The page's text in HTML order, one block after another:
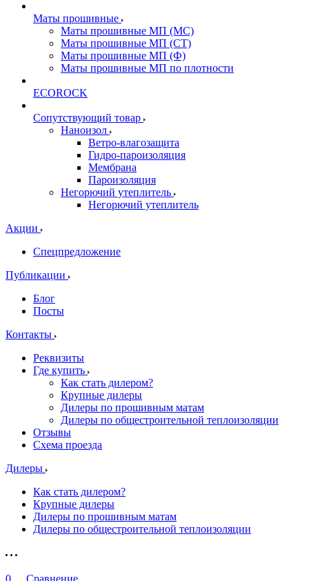
Маты прошивные
Маты прошивные МП (МС)
Маты прошивные МП (СТ)
Маты прошивные МП (Ф)
Маты прошивные МП по плотности
ECOROCK
Сопутствующий товар
Наноизол
Ветро-влагозащита
Гидро-пароизоляция
Мембрана
Пароизоляция
Негорючий утеплитель
Негорючий утеплитель
Акции
Спецпредложение
Публикации
Блог
Посты
Контакты
Реквизиты
Где купить
Как стать дилером?
Крупные дилеры
Дилеры по прошивным матам
Дилеры по общестроительной теплоизоляции
Отзывы
Схема проезда
Дилеры
Как стать дилером?
Крупные дилеры
Дилеры по прошивным матам
Дилеры по общестроительной теплоизоляции
0 Сравнение